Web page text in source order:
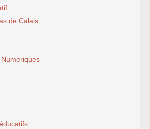
de Calais